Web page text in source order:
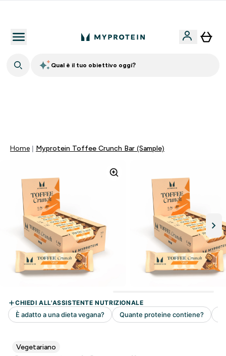
Qual è il tuo obiettivo oggi?
Home Myprotein Toffee Crunch Bar (Sample)
Vegetariano